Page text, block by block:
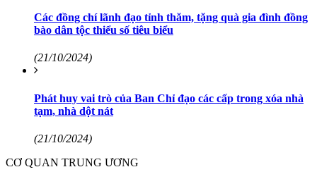
Các đồng chí lãnh đạo tỉnh thăm, tặng quà gia đình đồng
bào dân tộc thiểu số tiêu biểu
(21/10/2024)
Phát huy vai trò của Ban Chỉ đạo các cấp trong xóa nhà
tạm, nhà dột nát
(21/10/2024)
CƠ QUAN TRUNG ƯƠNG